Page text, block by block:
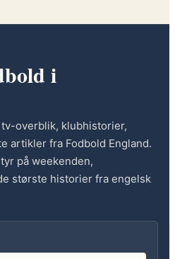
i
overblik, klubhistorier,
artikler fra Fodbold England.
på weekenden,
største historier fra engelsk